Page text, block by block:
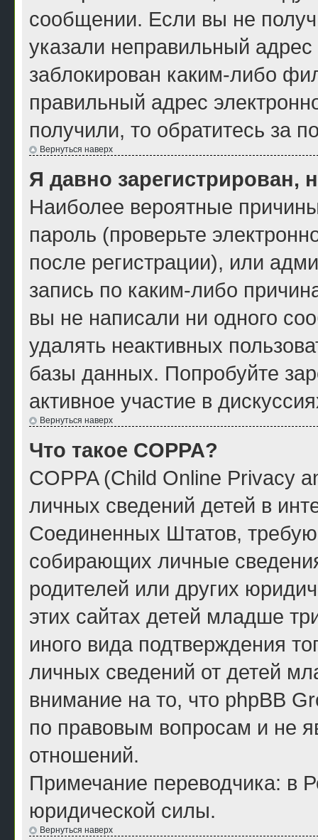
сообщении. Если вы не
указали неправильный
заблокирован каким-либо
правильный адрес
получили, то обратитесь за
Вернуться наверх
Я давно зарегистрирован,
Наиболее вероятные
пароль (проверьте
после регистрации), или
запись по каким-либо
вы не написали ни одного
удалять неактивных
базы данных. Попробуйте
активное участие в
Вернуться наверх
Что такое COPPA?
COPPA (Child Online Privacy
личных сведений детей в
Соединенных Штатов,
собирающих личные
родителей или других
этих сайтах детей младше
иного вида подтверждения
личных сведений от детей
внимание на то, что phpBB
по правовым вопросам и не
отношений.
Примечание переводчика: в
юридической силы.
Вернуться наверх